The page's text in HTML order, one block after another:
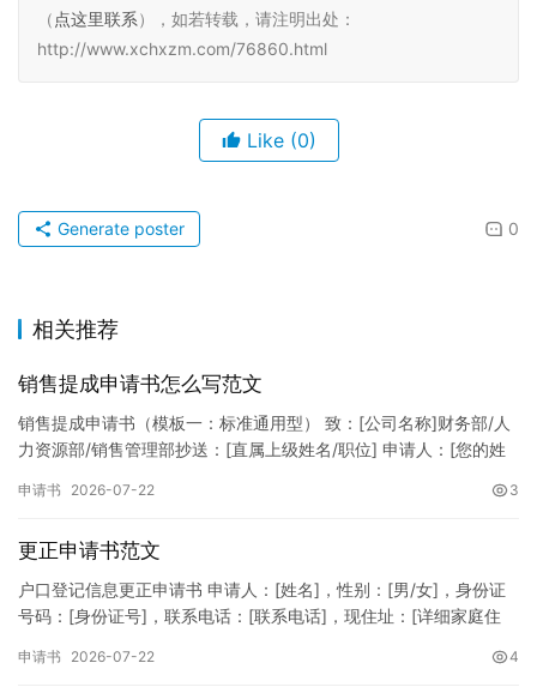
（ 点这里联系），如若转载，请注明出处：
http://www.xchxzm.com/76860.html
Like (0)
0
Generate poster
相关推荐
销售提成申请书怎么写范文
销售提成申请书（模板一：标准通用型） 致：[公司名称]财务部/人
力资源部/销售管理部抄送：[直属上级姓名/职位] 申请人：[您的姓
申请书 2026-07-22 3
更正申请书范文
户口登记信息更正申请书 申请人：[姓名]，性别：[男/女]，身份证
号码：[身份证号]，联系电话：[联系电话]，现住址：[详细家庭住
申请书 2026-07-22 4